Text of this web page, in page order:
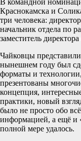
В командной
Краснокамска и
три человека:
начальник отдела по
заместитель
Чайковцы
нынешнем году был
форматы и
презентованы
концепция,
практики, новый
было не просто обо
информацией, а ещё и
полной мере удалось.